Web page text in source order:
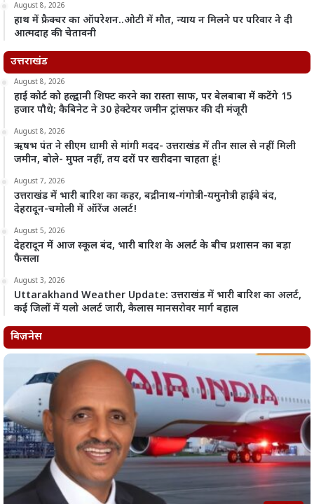
August 8, 2026
हाथ में फ्रैक्चर का ऑपरेशन..ओटी में मौत, न्याय न मिलने पर परिवार ने दी
आत्मदाह की चेतावनी
उत्तराखंड
August 8, 2026
हाई कोर्ट को हल्द्वानी शिफ्ट करने का रास्ता साफ, पर बेलबाबा में कटेंगे 15
हजार पौधे; कैबिनेट ने 30 हेक्टेयर जमीन ट्रांसफर की दी मंजूरी
August 8, 2026
ऋषभ पंत ने सीएम धामी से मांगी मदद- उत्तराखंड में तीन साल से नहीं मिली
जमीन, बोले- मुफ्त नहीं, तय दरों पर खरीदना चाहता हूं!
August 7, 2026
उत्तराखंड में भारी बारिश का कहर, बद्रीनाथ-गंगोत्री-यमुनोत्री हाईवे बंद,
देहरादून-चमोली में ऑरेंज अलर्ट!
August 5, 2026
देहरादून में आज स्कूल बंद, भारी बारिश के अलर्ट के बीच प्रशासन का बड़ा
फैसला
August 3, 2026
Uttarakhand Weather Update: उत्तराखंड में भारी बारिश का अलर्ट,
कई जिलों में यलो अलर्ट जारी, कैलास मानसरोवर मार्ग बहाल
बिज़नेस